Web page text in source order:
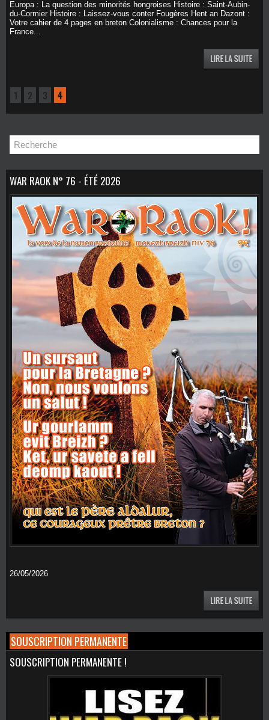
Europa : La question des minorités hongroises Histoire : Saint-Aubin-
du-Cormier Histoire : Laissez-vous conter Fougères Hent an Dazont :
Votre cahier de 4 pages en breton Colonialisme : Chances pour la
France...
1 2 3 4
WAR RAOK N° 76 - ÉTÉ 2026
26/05/2026
SOUSCRIPTION PERMANENTE
SOUSCRIPTION PERMANENTE !